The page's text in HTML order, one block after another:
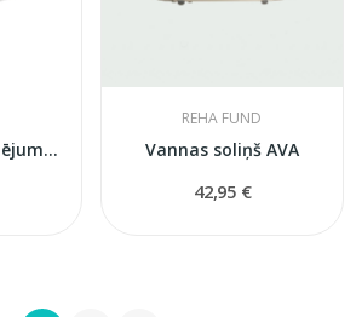
Pamata pretizgulējuma putu matracis
REHA FUND
Vannas soliņš AVA
42,95 €